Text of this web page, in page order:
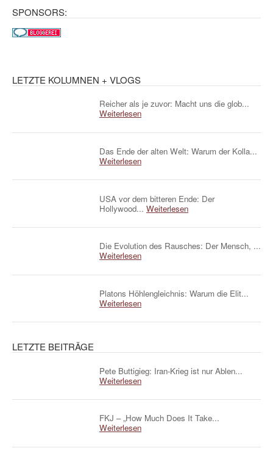
SPONSORS:
LETZTE KOLUMNEN + VLOGS
Reicher als je zuvor: Macht uns die glob...
Weiterlesen
Das Ende der alten Welt: Warum der Kolla...
Weiterlesen
USA vor dem bitteren Ende: Der
Hollywood... Weiterlesen
Die Evolution des Rausches: Der Mensch, ...
Weiterlesen
Platons Höhlengleichnis: Warum die Elit...
Weiterlesen
LETZTE BEITRÄGE
Pete Buttigieg: Iran-Krieg ist nur Ablen...
Weiterlesen
FKJ – „How Much Does It Take...
Weiterlesen